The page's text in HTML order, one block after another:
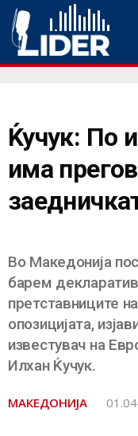
Ќучук: По
има
Во Македонија
барем
претставниците
опозицијата,
известувач на
Илхан Ќучук.
МАКЕДОНИЈА